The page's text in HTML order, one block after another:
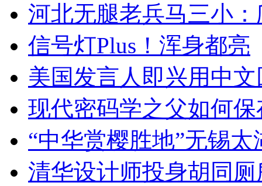
河北无腿老兵马三小
信号灯Plus！浑身都亮
美国发言人即兴用中
现代密码学之父如何
“中华赏樱胜地”无锡
清华设计师投身胡同